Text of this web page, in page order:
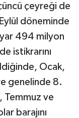
çeyreği de
döneminde
494 milyon
istikrarını
Ocak,
genelinde 8.
Temmuz ve
barajını